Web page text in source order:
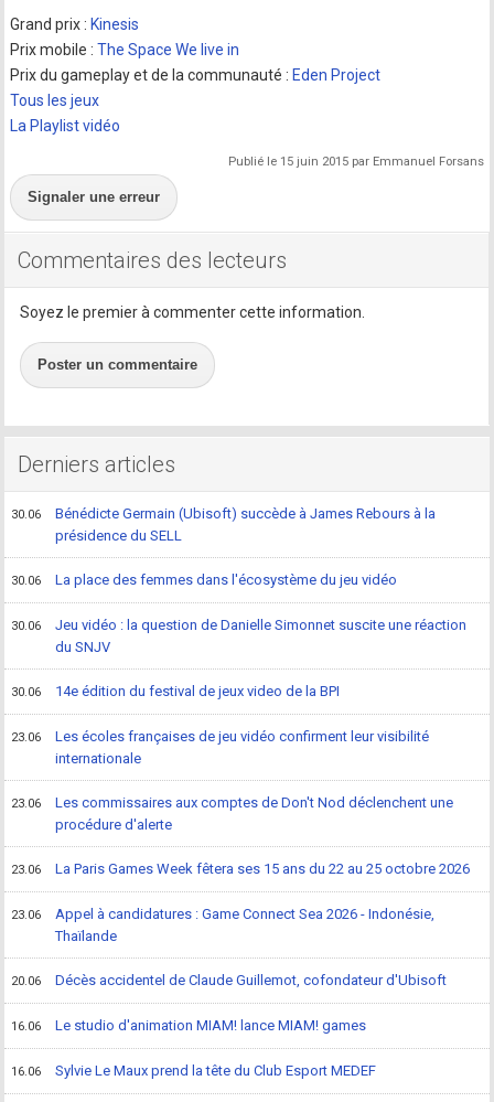
Grand prix : Kinesis
Prix mobile :The Space We live in
Prix du gameplay et de la communauté : Eden Project
Tous les jeux
La Playlist vidéo
Publié le 15 juin 2015 par Emmanuel Forsans
Signaler une erreur
Commentaires des lecteurs
Soyez le premier à commenter cette information.
Poster un commentaire
Derniers articles
30.06
Bénédicte Germain (Ubisoft) succède à James Rebours à la
présidence du SELL
30.06 La place des femmes dans l'écosystème du jeu vidéo
30.06
Jeu vidéo : la question de Danielle Simonnet suscite une réaction
du SNJV
30.06 14e édition du festival de jeux video de la BPI
23.06
Les écoles françaises de jeu vidéo confirment leur visibilité
internationale
23.06
Les commissaires aux comptes de Don't Nod déclenchent une
procédure d'alerte
23.06 La Paris Games Week fêtera ses 15 ans du 22 au 25 octobre 2026
23.06
Appel à candidatures : Game Connect Sea 2026 - Indonésie,
Thaïlande
20.06 Décès accidentel de Claude Guillemot, cofondateur d'Ubisoft
16.06 Le studio d'animation MIAM! lance MIAM! games
16.06 Sylvie Le Maux prend la tête du Club Esport MEDEF